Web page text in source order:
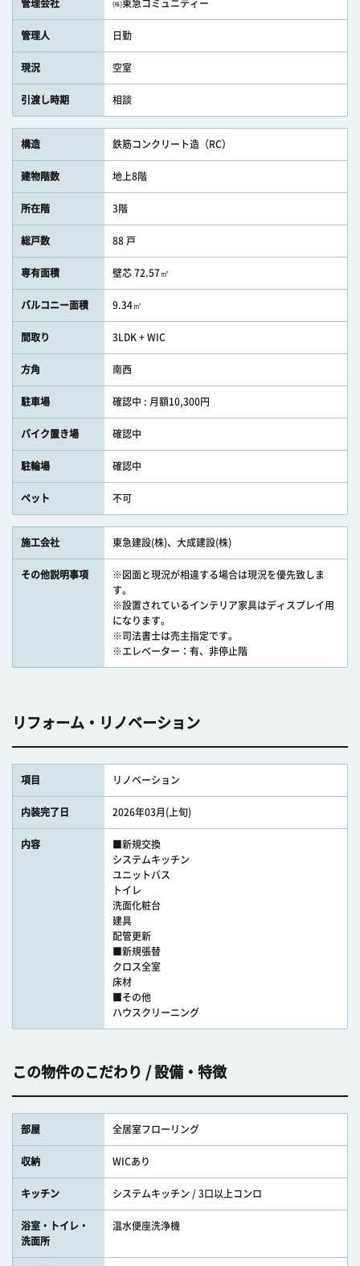
管理会社 ㈱東急コミュニティー
管理人 日勤
現況 空室
引渡し時期 相談
構造 鉄筋コンクリート造（RC）
建物階数 地上8階
所在階 3階
総戸数 88 戸
専有面積 壁芯 72.57㎡
バルコニー面積 9.34㎡
間取り 3LDK + WIC
方角 南西
駐車場 確認中 : 月額10,300円
バイク置き場 確認中
駐輪場 確認中
ペット 不可
施工会社 東急建設(株)、大成建設(株)
その他説明事項
※図面と現況が相違する場合は現況を優先致しま
す。
※設置されているインテリア家具はディスプレイ用
になります。
※司法書士は売主指定です。
※エレベーター：有、非停止階
リフォーム・リノベーション
項目 リノベーション
内装完了日 2026年03月(上旬)
内容
■新規交換
システムキッチン
ユニットバス
トイレ
洗面化粧台
建具
配管更新
■新規張替
クロス全室
床材
■その他
ハウスクリーニング
この物件のこだわり / 設備・特徴
部屋 全居室フローリング
収納 WICあり
キッチン システムキッチン / 3口以上コンロ
浴室・トイレ・
洗面所
温水便座洗浄機